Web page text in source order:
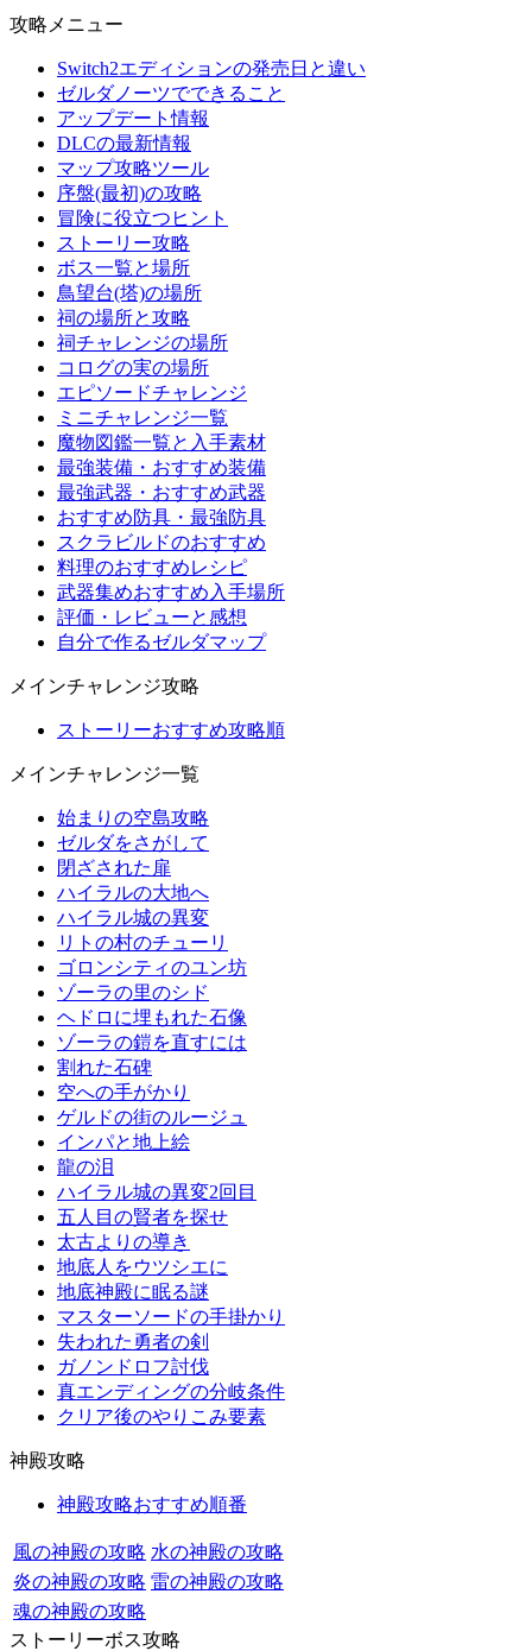
攻略メニュー
Switch2エディションの発売日と違い
ゼルダノーツでできること
アップデート情報
DLCの最新情報
マップ攻略ツール
序盤(最初)の攻略
冒険に役立つヒント
ストーリー攻略
ボス一覧と場所
鳥望台(塔)の場所
祠の場所と攻略
祠チャレンジの場所
コログの実の場所
エピソードチャレンジ
ミニチャレンジ一覧
魔物図鑑一覧と入手素材
最強装備・おすすめ装備
最強武器・おすすめ武器
おすすめ防具・最強防具
スクラビルドのおすすめ
料理のおすすめレシピ
武器集めおすすめ入手場所
評価・レビューと感想
自分で作るゼルダマップ
メインチャレンジ攻略
ストーリーおすすめ攻略順
メインチャレンジ一覧
始まりの空島攻略
ゼルダをさがして
閉ざされた扉
ハイラルの大地へ
ハイラル城の異変
リトの村のチューリ
ゴロンシティのユン坊
ゾーラの里のシド
ヘドロに埋もれた石像
ゾーラの鎧を直すには
割れた石碑
空への手がかり
ゲルドの街のルージュ
インパと地上絵
龍の泪
ハイラル城の異変2回目
五人目の賢者を探せ
太古よりの導き
地底人をウツシエに
地底神殿に眠る謎
マスターソードの手掛かり
失われた勇者の剣
ガノンドロフ討伐
真エンディングの分岐条件
クリア後のやりこみ要素
神殿攻略
神殿攻略おすすめ順番
風の神殿の攻略 水の神殿の攻略
炎の神殿の攻略 雷の神殿の攻略
魂の神殿の攻略
ストーリーボス攻略